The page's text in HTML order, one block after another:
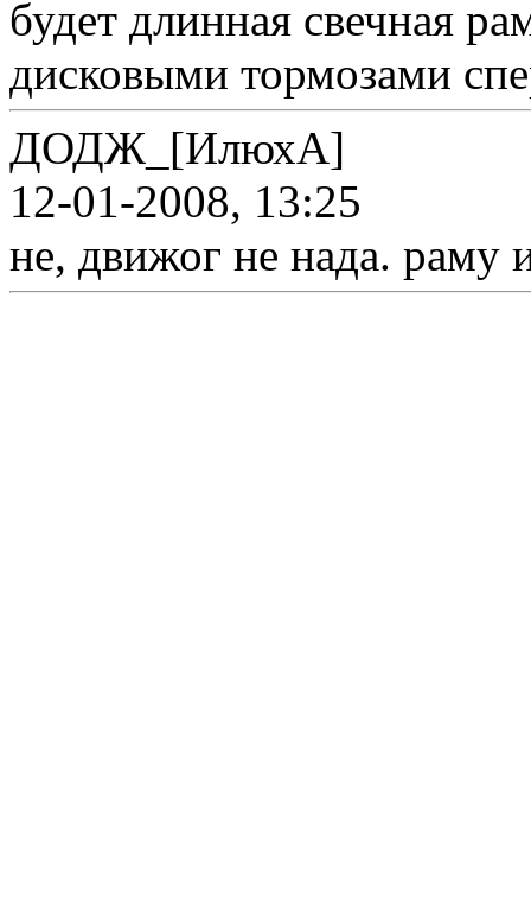
будет длинная свечная
дисковыми тормозами
ДОДЖ_[ИлюхА]
12-01-2008, 13:25
не, движог не нада. раму